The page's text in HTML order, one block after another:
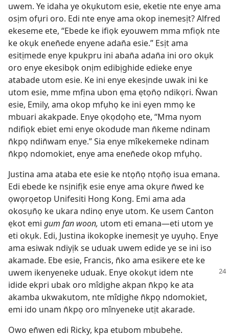
uwem. Ye idaha ye okụkutom esie, eketie nte enye ama
osịm ofụri oro. Edi nte enye ama okop inemesịt? Alfred
ekeseme ete, “Ebede ke ifiọk eyouwem mma mfiọk nte
ke okụk enen̄ede enyene adan̄a esie.” Esịt ama
esitịmede enye kpukpru ini aban̄a adan̄a ini oro okụk
oro enye ekesibọk onịm edibịghide edieke enye
atabade utom esie. Ke ini enye ekesịnde uwak ini ke
utom esie, mme mfịna ubon ẹma ẹtọn̄ọ ndikọri. N̄wan
esie, Emily, ama okop mfụhọ ke ini eyen mmọ ke
mbuari akakpade. Enye ọkọdọhọ ete, “Mma nyom
ndifiọk ebiet emi enye okodude man n̄keme ndinam
n̄kpọ ndin̄wam enye.” Sia enye mîkekemeke ndinam
n̄kpọ ndomokiet, enye ama enen̄ede okop mfụhọ.
Justina ama ataba ete esie ke ntọn̄ọ ntọn̄ọ isua emana.
Edi ebede ke nsịnifịk esie enye ama okụre n̄wed ke
ọwọrọetop Unifesiti Hong Kong. Emi ama ada
okosụn̄ọ ke ukara ndinọ enye utom. Ke usem Canton
ẹkot emi gum fan woon, utom eti emana—eti utom ye
eti okụk. Edi, Justina ikokopke inemesịt ye uyụhọ. Enye
ama esiwak ndiyịk se uduak uwem edide ye se ini iso
akamade. Ebe esie, Francis, n̄ko ama esikere ete ke
uwem ikenyeneke uduak. Enye okokụt idem nte
idide ekpri ubak oro mîdịghe akpan n̄kpọ ke ata
akamba ukwakutom, nte mîdịghe n̄kpọ ndomokiet,
emi ido unam n̄kpọ oro mînyeneke utịt akarade.
Owo en̄wen edi Ricky, kpa etubom mbubehe.